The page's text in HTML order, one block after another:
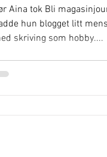
Aina tok Bli
hun blogget litt
skriving som hobby....